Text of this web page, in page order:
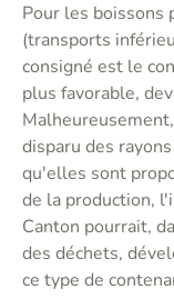
Pour les boissons
(transports
consigné est le
plus favorable,
disparu des
qu'elles sont
de la production,
Canton pourrait,
des déchets,
ce type de